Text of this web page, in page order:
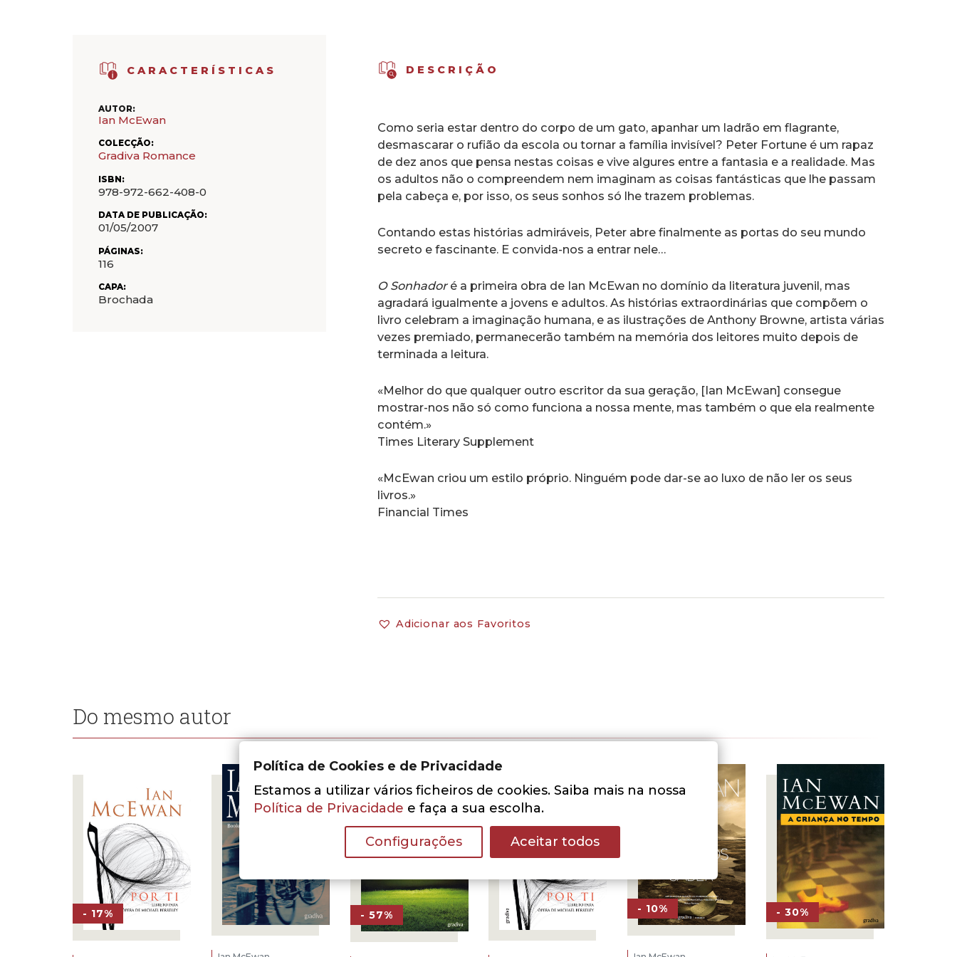
CARACTERÍSTICAS
AUTOR:
Ian McEwan
COLECÇÃO:
Gradiva Romance
ISBN:
978-972-662-408-0
DATA DE PUBLICAÇÃO:
01/05/2007
PÁGINAS:
116
CAPA:
Brochada
DESCRIÇÃO
Como seria estar dentro do corpo de um gato, apanhar um ladrão em flagrante,
desmascarar o rufião da escola ou tornar a família invisível? Peter Fortune é um rapaz
de dez anos que pensa nestas coisas e vive algures entre a fantasia e a realidade. Mas
os adultos não o compreendem nem imaginam as coisas fantásticas que lhe passam
pela cabeça e, por isso, os seus sonhos só lhe trazem problemas.
Contando estas histórias admiráveis, Peter abre finalmente as portas do seu mundo
secreto e fascinante. E convida-nos a entrar nele…
O Sonhadoré a primeira obra de Ian McEwan no domínio da literatura juvenil, mas
agradará igualmente a jovens e adultos. As histórias extraordinárias que compõem o
livro celebram a imaginação humana, e as ilustrações de Anthony Browne, artista várias
vezes premiado, permanecerão também na memória dos leitores muito depois de
terminada a leitura.
«Melhor do que qualquer outro escritor da sua geração, [Ian McEwan] consegue
mostrar-nos não só como funciona a nossa mente, mas também o que ela realmente
contém.»
Times Literary Supplement
«McEwan criou um estilo próprio. Ninguém pode dar-se ao luxo de não ler os seus
livros.»
Financial Times
Adicionar aos Favoritos
Do mesmo autor
- 17% - 57%
- 10% - 30%
Política de Cookies e de Privacidade
Estamos a utilizar vários ficheiros de cookies. Saiba mais na nossa
Política de Privacidade e faça a sua escolha.
Configurações Aceitar todos